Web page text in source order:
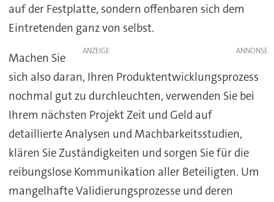
auf der Festplatte, sondern offenbaren sich dem
Eintretenden ganz von selbst.
ANZEIGE
Machen Sie
sich also daran, Ihren Produktentwicklungsprozess
nochmal gut zu durchleuchten, verwenden Sie bei
Ihrem nächsten Projekt Zeit und Geld auf
detaillierte Analysen und Machbarkeitsstudien,
klären Sie Zuständigkeiten und sorgen Sie für die
reibungslose Kommunikation aller Beteiligten. Um
mangelhafte Validierungsprozesse und deren